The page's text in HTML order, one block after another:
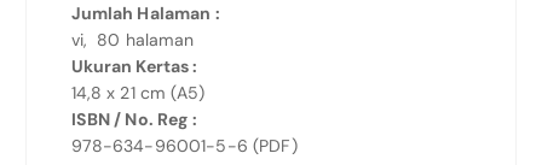
Jumlah Halaman :
vi, 80 halaman
Ukuran Kertas :
14,8 x 21 cm (A5)
ISBN / No. Reg :
978-634-96001-5-6 (PDF)